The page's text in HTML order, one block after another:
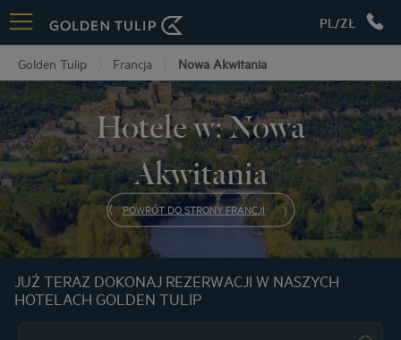
PL/ZŁ
Golden Tulip Francja Nowa Akwitania
Hotele w: Nowa
Akwitania
POWRÓT DO STRONY FRANCJI
JUŻ TERAZ DOKONAJ REZERWACJI W NASZYCH
HOTELACH GOLDEN TULIP